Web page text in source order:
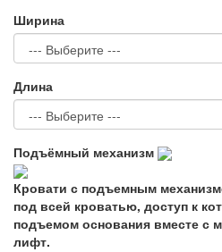
Ширина
Длина
Подъёмный механизм
Кровати с подъемным
под всей кроватью, доступ к
подъемом основания вместе с
лифт.